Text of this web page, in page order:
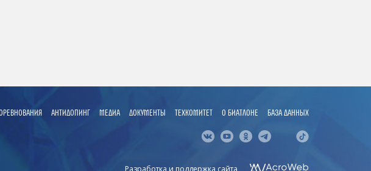
АНТИДОПИНГ МЕДИА ДОКУМЕНТЫ ТЕХКОМИТЕТ О БИАТЛОНЕ БАЗА ДАННЫХ
Разработка и поддержка сайта